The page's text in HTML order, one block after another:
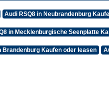
Audi RSQ8 in Neubrandenburg
in Mecklenburgische Seenplatte
Brandenburg Kaufen oder leasen